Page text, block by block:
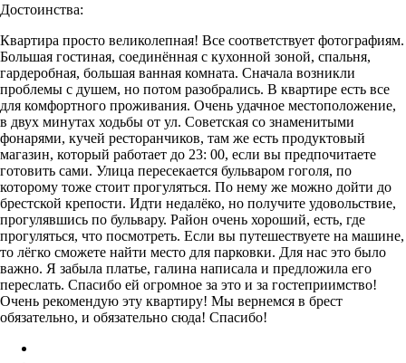
Достоинства:
Квартира просто великолепная! Все соответствует фотографиям.
Большая гостиная, соединённая с кухонной зоной, спальня,
гардеробная, большая ванная комната. Сначала возникли
проблемы с душем, но потом разобрались. В квартире есть все
для комфортного проживания. Очень удачное местоположение,
в двух минутах ходьбы от ул. Советская со знаменитыми
фонарями, кучей ресторанчиков, там же есть продуктовый
магазин, который работает до 23: 00, если вы предпочитаете
готовить сами. Улица пересекается бульваром гоголя, по
которому тоже стоит прогуляться. По нему же можно дойти до
брестской крепости. Идти недалёко, но получите удовольствие,
прогулявшись по бульвару. Район очень хороший, есть, где
прогуляться, что посмотреть. Если вы путешествуете на машине,
то лёгко сможете найти место для парковки. Для нас это было
важно. Я забыла платье, галина написала и предложила его
переслать. Спасибо ей огромное за это и за гостеприимство!
Очень рекомендую эту квартиру! Мы вернемся в брест
обязательно, и обязательно сюда! Спасибо!